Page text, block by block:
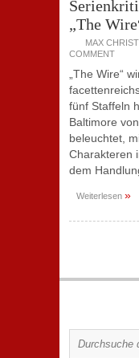
„The
MAX CHRIST
COMMENT
„The Wire“
fünf Staffeln
Baltimore
beleuchtet,
Charakteren
dem
Weiterlesen »